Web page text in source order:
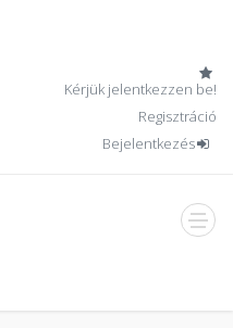
Kérjük jelentkezzen be!
Regisztráció
Bejelentkezés